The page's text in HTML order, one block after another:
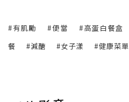
#有肌勵 #便當 #高蛋白餐盒
餐
#減醣 #女子漾 #健康菜單